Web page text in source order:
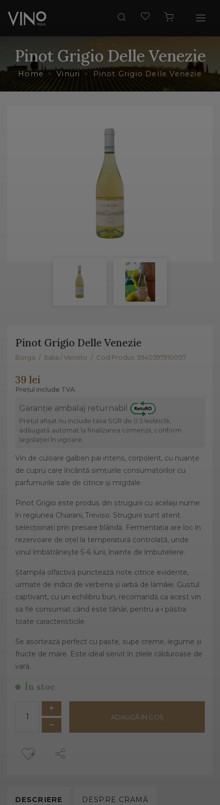
Pinot Grigio Delle Venezie
Home Vinuri Pinot Grigio Delle Venezie
Pinot Grigio Delle Venezie
Borga / Italia / Veneto / Cod Produs: 5940597910007
39 lei
Prețul include TVA
Garanție ambalaj returnabil
Prețul afișat nu include taxa SGR de 0.5 lei/sticlă,
adăugată automat la finalizarea comenzii, conform
legislației în vigoare.
Vin de culoare galben pai intens, corpolent, cu nuanțe
de cupru care încântă simțurile consumatorilor cu
parfumurile sale de citrice și migdale.
Pinot Grigio este produs din strugurii cu același nume
în regiunea Chiarani, Treviso. Strugurii sunt atent
selecționați prin presare blândă. Fermentația are loc în
rezervoare de oțel la temperatură controlată, unde
vinul îmbătrânește 5-6 luni, înainte de îmbuteliere.
Ștampila olfactivă punctează note citrice evidente,
urmate de indicii de verbena și iarbă de lămâie. Gustul
captivant, cu un echilibru bun, recomandă ca acest vin
sa fie consumat când este tânăr, pentru a-i păstra
toate caracteristicile.
Se asortează perfect cu paste, supe creme, legume și
fructe de mare. Este ideal servit în zilele călduroase de
vară.
În stoc
ADAUGĂ ÎN COȘ
DESCRIERE DESPRE CRAMĂ